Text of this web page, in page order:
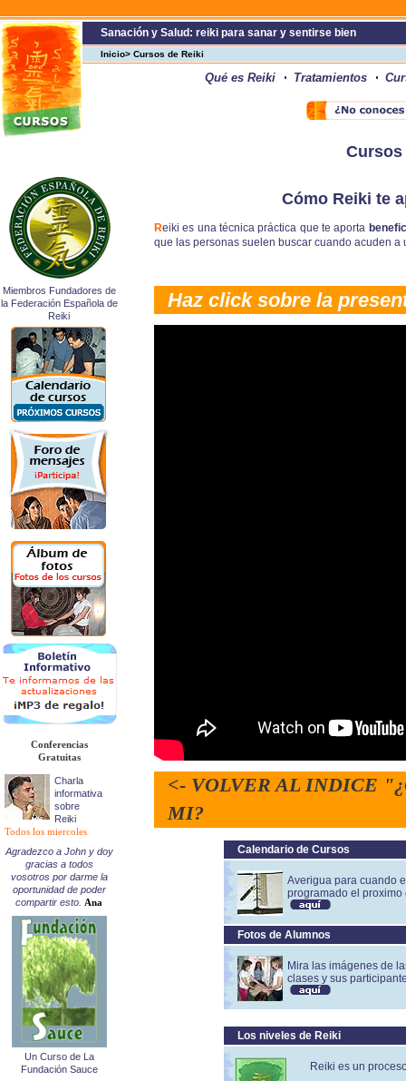
Sanación y Salud: reiki para sanar y sentirse bien
Inicio> Cursos de Reiki
Qué es Reiki Tratamientos
Cursos
Miembros Fundadores de
la Federación Española de
Reiki
Conferencias
Gratuitas
Charla
informativa
sobre
Reiki
Todos los miercoles
Agradezco a John y doy
gracias a todos
vosotros por darme la
oportunidad de poder
compartir esto. Ana
Un Curso de La
Fundación Sauce
Cómo Reiki te
Reiki es una técnica práctica que te aporta
que las personas suelen buscar cuando acuden a
Haz clicksobre la
<- VOLVER AL INDICE
MI?
Calendario de Cursos
Averigua para cuando
programado el proximo
Fotos de Alumnos
Mira las imágenes de
clases y sus
Los niveles de Reiki
Reiki es un